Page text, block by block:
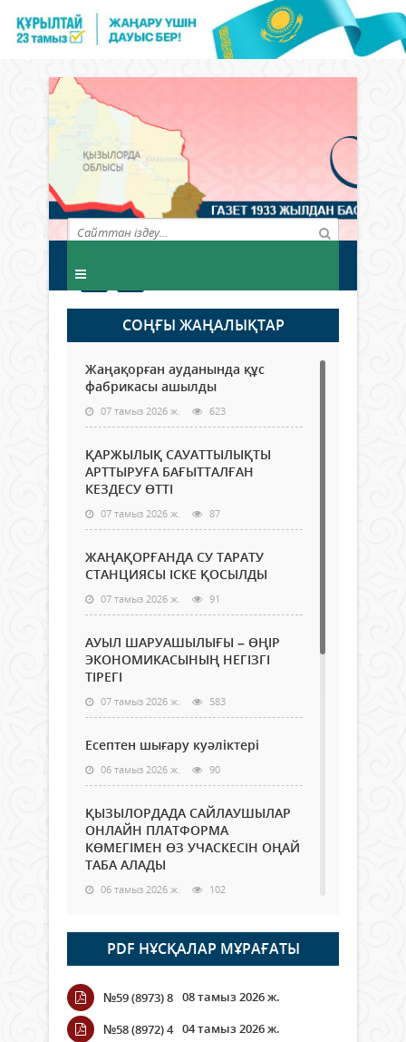
СОҢҒЫ ЖАҢАЛЫҚТАР
Жаңақорған ауданында құс
фабрикасы ашылды
07 тамыз 2026 ж. 623
ҚАРЖЫЛЫҚ САУАТТЫЛЫҚТЫ
АРТТЫРУҒА БАҒЫТТАЛҒАН
КЕЗДЕСУ ӨТТІ
07 тамыз 2026 ж. 87
ЖАҢАҚОРҒАНДА СУ ТАРАТУ
СТАНЦИЯСЫ ІСКЕ ҚОСЫЛДЫ
07 тамыз 2026 ж. 91
АУЫЛ ШАРУАШЫЛЫҒЫ – ӨҢІР
ЭКОНОМИКАСЫНЫҢ НЕГІЗГІ
ТІРЕГІ
07 тамыз 2026 ж. 583
Есептен шығару куәліктері
06 тамыз 2026 ж. 90
ҚЫЗЫЛОРДАДА САЙЛАУШЫЛАР
ОНЛАЙН ПЛАТФОРМА
КӨМЕГІМЕН ӨЗ УЧАСКЕСІН ОҢАЙ
ТАБА АЛАДЫ
06 тамыз 2026 ж. 102
Open Air: Қызылорда облысы
полиция департаменті 20
мыңнан астам көрерменнің
қауіпсіздігін қамтамасыз етті
06 тамыз 2026 ж.
PDF НҰСҚАЛАР МҰРАҒАТЫ
№59 (8973) 8 08 тамыз 2026 ж.
№58 (8972) 4 04 тамыз 2026 ж.